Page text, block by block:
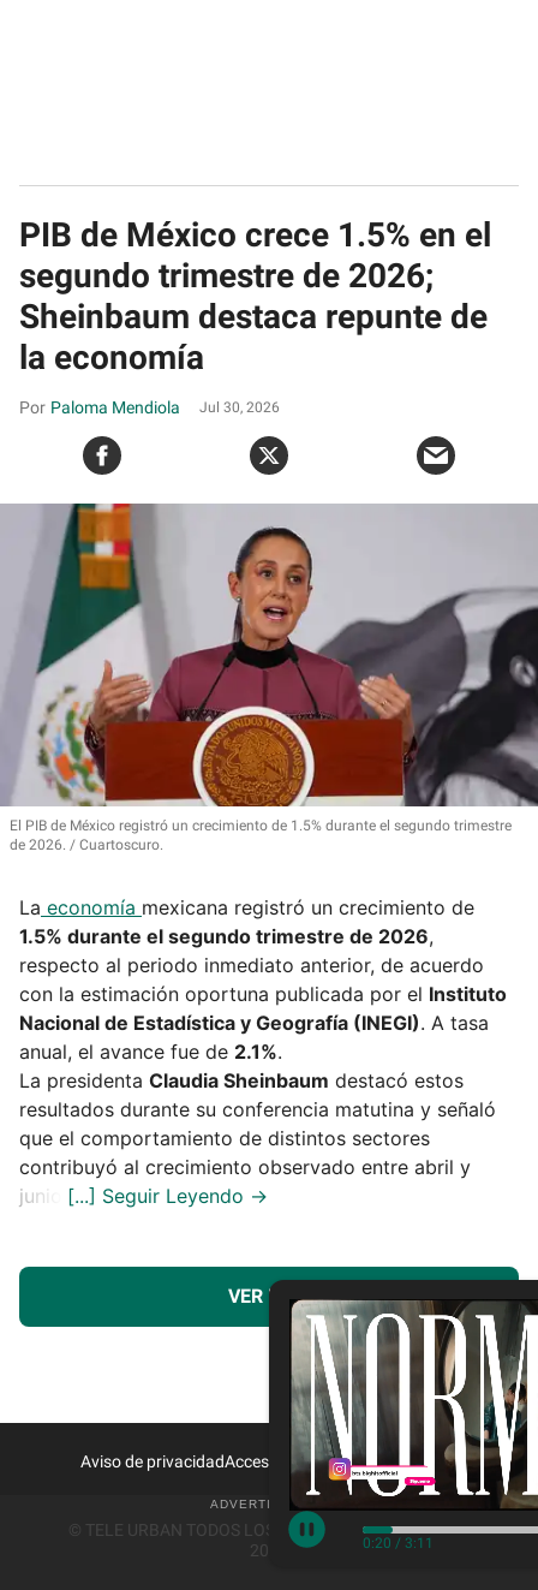
0:21 / 3:11
PIB de México crece 1.5% en el
segundo trimestre de 2026;
Sheinbaum destaca repunte de
la economía
Paloma Mendiola Jul 30, 2026
El PIB de México registró un crecimiento de 1.5% durante el segundo trimestre
de 2026.
Cuartoscuro.
La economía mexicana registró un crecimiento de
1.5% durante el segundo trimestre de 2026,
respecto al periodo inmediato anterior, de acuerdo
con la estimación oportuna publicada por el Instituto
Nacional de Estadística y Geografía (INEGI). A tasa
anual, el avance fue de 2.1%.
La presidenta Claudia Sheinbaum destacó estos
resultados durante su conferencia matutina y señaló
que el comportamiento de distintos sectores
contribuyó al crecimiento observado entre abril y
junio.
VER MÁS
Aviso de privacidadAcceso a ProveedoresContacto
© TELE URBAN TODOS LOS DERECHOS RESERVADOS
2026